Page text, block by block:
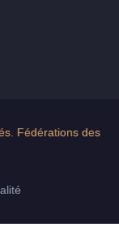
Fédérations des